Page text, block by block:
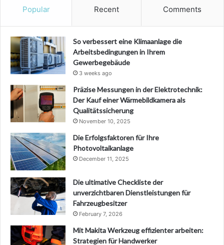
Popular Recent Comments
So verbessert eine Klimaanlage die
Arbeitsbedingungen in Ihrem
Gewerbegebäude
3 weeks ago
Präzise Messungen in der Elektrotechnik:
Der Kauf einer Wärmebildkamera als
Qualitätssicherung
November 10, 2025
Die Erfolgsfaktoren für Ihre
Photovoltaikanlage
December 11, 2025
Die ultimative Checkliste der
unverzichtbaren Dienstleistungen für
Fahrzeugbesitzer
February 7, 2026
Mit Makita Werkzeug effizienter arbeiten:
Strategien für Handwerker